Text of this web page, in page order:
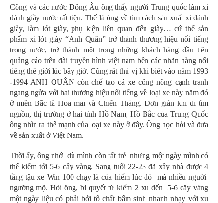
Công và các nước Đông Âu ông thấy người Trung quốc làm xi
đánh giầy nước rất tiện. Thế là ông về tìm cách sản xuất xi đánh
giày, làm lót giày, phụ kiện liên quan đến giày… cứ thế sản
phẩm xi lót giày “Anh Quân” trở thành thương hiệu nổi tiếng
trong nước, trở thành một trong những khách hàng đầu tiên
quảng cáo trên đài truyền hình việt nam bên các nhãn hàng nổi
tiếng thế giới lúc bấy giờ. Cũng rất thú vị khi biết vào năm 1993
-1994 ANH QUÂN còn chế tạo cả xe công nông cạnh tranh
ngang ngửa với hai thương hiệu nổi tiếng về loại xe này năm đó
ở miền Bắc là Hoa mai và Chiến Thắng. Đơn giản khi đi tìm
nguồn, thị trường ở hai tỉnh Hồ Nam, Hồ Bắc của Trung Quốc
ông nhìn ra thế mạnh của loại xe này ở đây. Ông học hỏi và đưa
về sản xuất ở Việt Nam.
Thời ấy, ông nhớ dù mình còn rất trẻ nhưng một ngày mình có
thể kiếm tới 5-6 cây vàng. Sang tuổi 22-23 đã xây nhà được 4
tầng tậu xe Win 100 chạy là của hiếm lúc đó mà nhiều người
ngưỡng mộ. Hỏi ông, bí quyết từ kiếm 2 xu đến 5-6 cây vàng
một ngày liệu có phải bởi tố chất bẩm sinh nhanh nhạy với xu